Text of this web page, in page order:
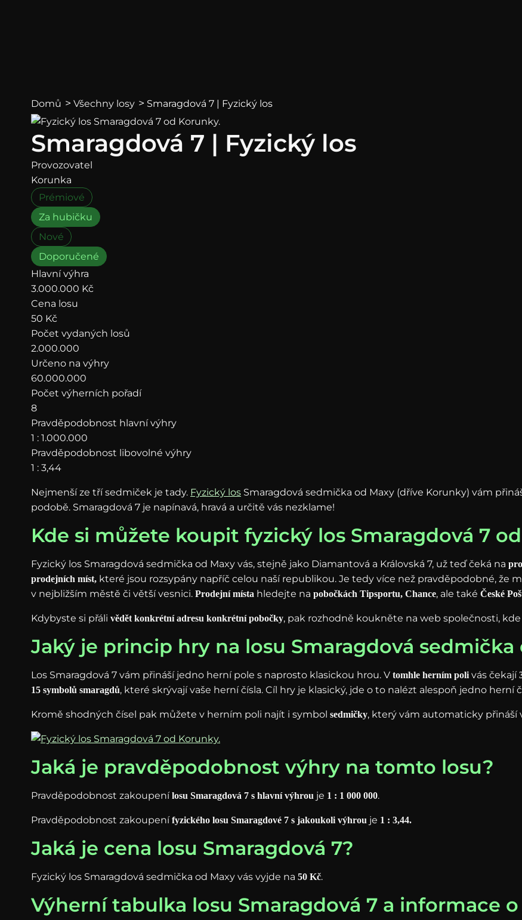
Domů > Všechny losy > Smaragdová 7 | Fyzický los
Smaragdová 7 | Fyzický los
Provozovatel
Korunka
Prémiové
Za hubičku
Nové
Doporučené
Hlavní výhra
3.000.000 Kč
Cena losu
50 Kč
Počet vydaných losů
2.000.000
Určeno na výhry
60.000.000
Počet výherních pořadí
8
Pravděpodobnost hlavní výhry
1 : 1.000.000
Pravděpodobnost libovolné výhry
1 : 3,44
Nejmenší ze tří sedmiček je tady. Fyzický los Smaragdová sedmička od Maxy (dříve Korunky) vám
podobě. Smaragdová 7 je napínavá, hravá a určitě vás nezklame!
Kde si můžete koupit fyzický los Smaragdová 7
Fyzický los Smaragdová sedmička od Maxy vás, stejně jako Diamantová a Královská 7, už teď čeká na
prodejních míst, které jsou rozsypány napříč celou naší republikou. Je tedy více než pravděpodobné, že
v nejbližším městě či větší vesnici. Prodejní místa hledejte na pobočkách Tipsportu, Chance, ale také České
Kdybyste si přáli vědět konkrétní adresu konkrétní pobočky, pak rozhodně koukněte na web společnosti,
Jaký je princip hry na losu Smaragdová sedmička
Los Smaragdová 7 vám přináší jedno herní pole s naprosto klasickou hrou. V tomhle herním polivás čekají
15 symbolů smaragdů, které skrývají vaše herní čísla. Cíl hry je klasický, jde o to nalézt alespoň jedno herní
Kromě shodných čísel pak můžete v herním poli najít i symbol sedmičky, který vám automaticky přináší
Jaká je pravděpodobnost výhry na tomto losu?
Pravděpodobnost zakoupenílosu Smaragdová 7 s hlavní výhrou je 1 : 1 000 000.
Pravděpodobnost zakoupenífyzického losu Smaragdové 7 s jakoukoli výhrou je 1 : 3,44.
Jaká je cena losu Smaragdová 7?
Fyzický los Smaragdová sedmička od Maxy vás vyjde na 50 Kč.
Výherní tabulka losu Smaragdová 7 a informace